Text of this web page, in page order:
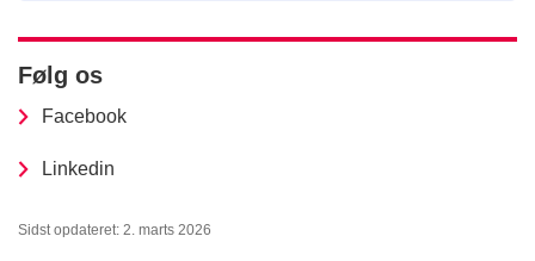
Følg os
Facebook
Linkedin
Sidst opdateret: 2. marts 2026